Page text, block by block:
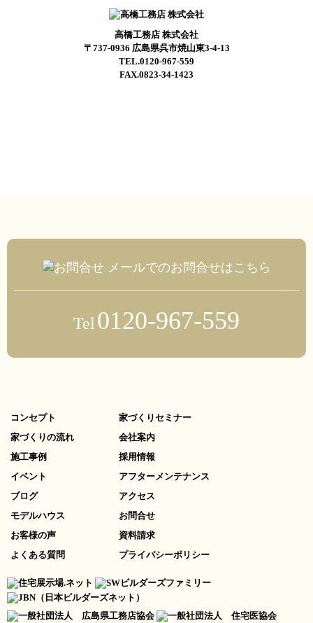
高橋工務店 株式会社
〒737-0936 広島県呉市焼山東3-4-13
TEL.0120-967-559
FAX.0823-34-1423
メールでのお問合せはこちら
Tel 0120-967-559
コンセプト
家づくりの流れ
施工事例
イベント
ブログ
モデルハウス
お客様の声
よくある質問
家づくりセミナー
会社案内
採用情報
アフターメンテナンス
アクセス
お問合せ
資料請求
プライバシーポリシー